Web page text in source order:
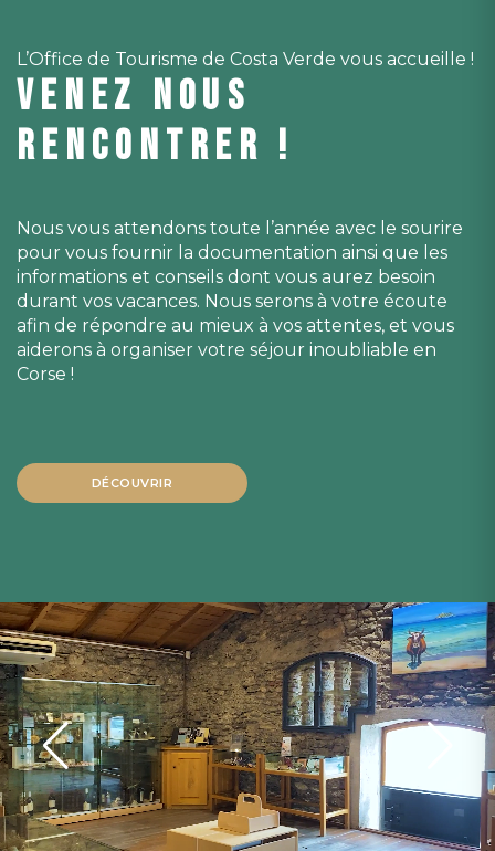
L’Office de Tourisme de Costa Verde vous accueille !
VENEZ NOUS
RENCONTRER !
Nous vous attendons toute l’année avec le sourire
pour vous fournir la documentation ainsi que les
informations et conseils dont vous aurez besoin
durant vos vacances. Nous serons à votre écoute
afin de répondre au mieux à vos attentes, et vous
aiderons à organiser votre séjour inoubliable en
Corse !
DÉCOUVRIR